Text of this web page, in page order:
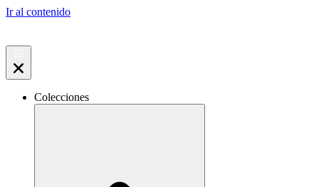
Ir al contenido
Colecciones